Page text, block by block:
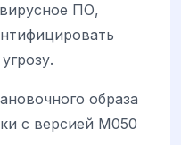
ПО,
образа
с версией M050